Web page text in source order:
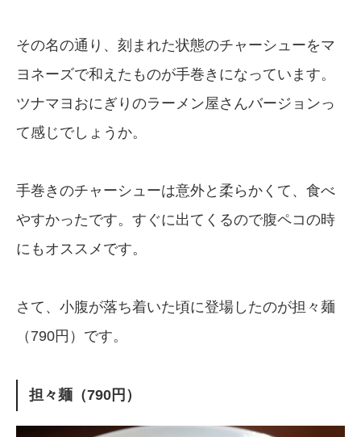
その名の通り、刻まれた状態のチャーシューをマ
ヨネーズで和えたものが手巻きになっています。
ツナマヨおにぎりのラーメン屋さんバージョンっ
て感じでしょうか。
手巻きのチャーシューは意外と柔らかくて、食べ
やすかったです。すぐに出てくるので腹ペコの時
にもオススメです。
さて、小腹が落ち着いた頃に登場したのが担々麺
（790円）です。
担々麺（790円）